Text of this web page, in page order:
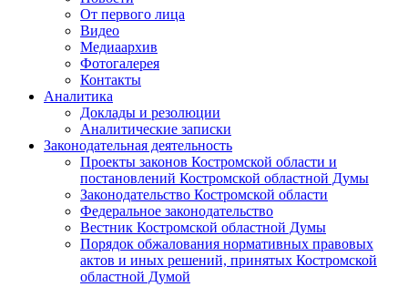
От первого лица
Видео
Медиаархив
Фотогалерея
Контакты
Аналитика
Доклады и резолюции
Аналитические записки
Законодательная деятельность
Проекты законов Костромской области и
постановлений Костромской областной Думы
Законодательство Костромской области
Федеральное законодательство
Вестник Костромской областной Думы
Порядок обжалования нормативных правовых
актов и иных решений, принятых Костромской
областной Думой